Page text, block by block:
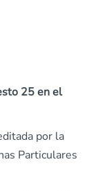
25 en el
por la
Particulares